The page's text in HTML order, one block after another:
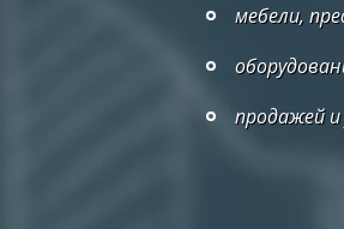
мебели,
продажей и